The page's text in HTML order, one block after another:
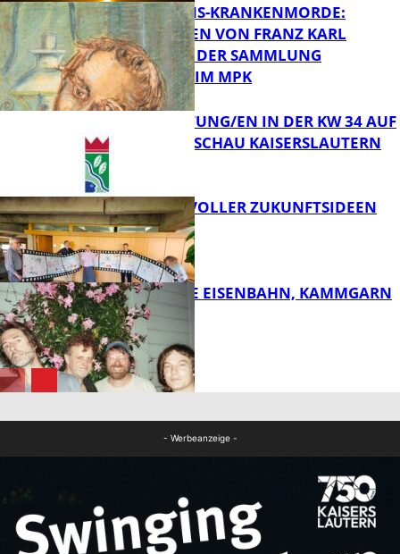
Bildung
OPFER DER NS-KRANKENMORDE:
ZEICHNUNGEN VON FRANZ KARL
BÜHLER AUS DER SAMMLUNG
PRINZHORN IM MPK
FB Kultur
VERANSTALTUNG/EN IN DER KW 34 AUF
DER GARTENSCHAU KAISERSLAUTERN
FB Kultur
FILMROLLE VOLLER ZUKUNFTSIDEEN
DIE HÖCHSTE EISENBAHN, KAMMGARN
- Werbeanzeige -